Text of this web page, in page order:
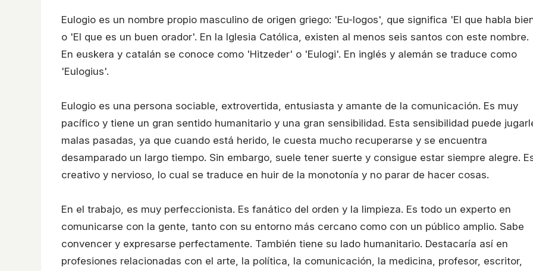
Eulogio es un nombre propio masculino de origen griego: 'Eu-logos', que significa 'El que habla
o 'El que es un buen orador'. En la Iglesia Católica, existen al menos seis santos con este nombre.
En euskera y catalán se conoce como 'Hitzeder' o 'Eulogi'. En inglés y alemán se traduce como
'Eulogius'.
Eulogio es una persona sociable, extrovertida, entusiasta y amante de la comunicación. Es muy
pacífico y tiene un gran sentido humanitario y una gran sensibilidad. Esta sensibilidad puede
malas pasadas, ya que cuando está herido, le cuesta mucho recuperarse y se encuentra
desamparado un largo tiempo. Sin embargo, suele tener suerte y consigue estar siempre alegre.
creativo y nervioso, lo cual se traduce en huir de la monotonía y no parar de hacer cosas.
En el trabajo, es muy perfeccionista. Es fanático del orden y la limpieza. Es todo un experto en
comunicarse con la gente, tanto con su entorno más cercano como con un público amplio. Sabe
convencer y expresarse perfectamente. También tiene su lado humanitario. Destacaría así en
profesiones relacionadas con el arte, la política, la comunicación, la medicina, profesor, escritor,